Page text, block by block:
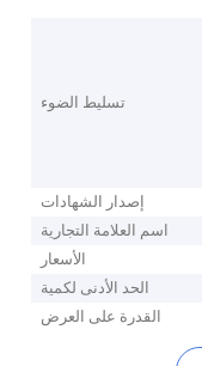
تسليط الضوء
إصدار الشهادات
اسم العلامة التجارية
الأسعار
الحد الأدنى لكمية
القدرة على العرض